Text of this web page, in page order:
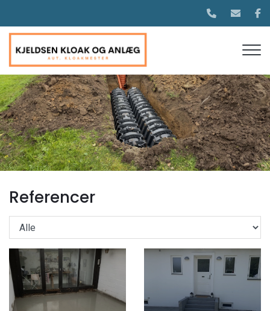
hovedindhold
Referencer